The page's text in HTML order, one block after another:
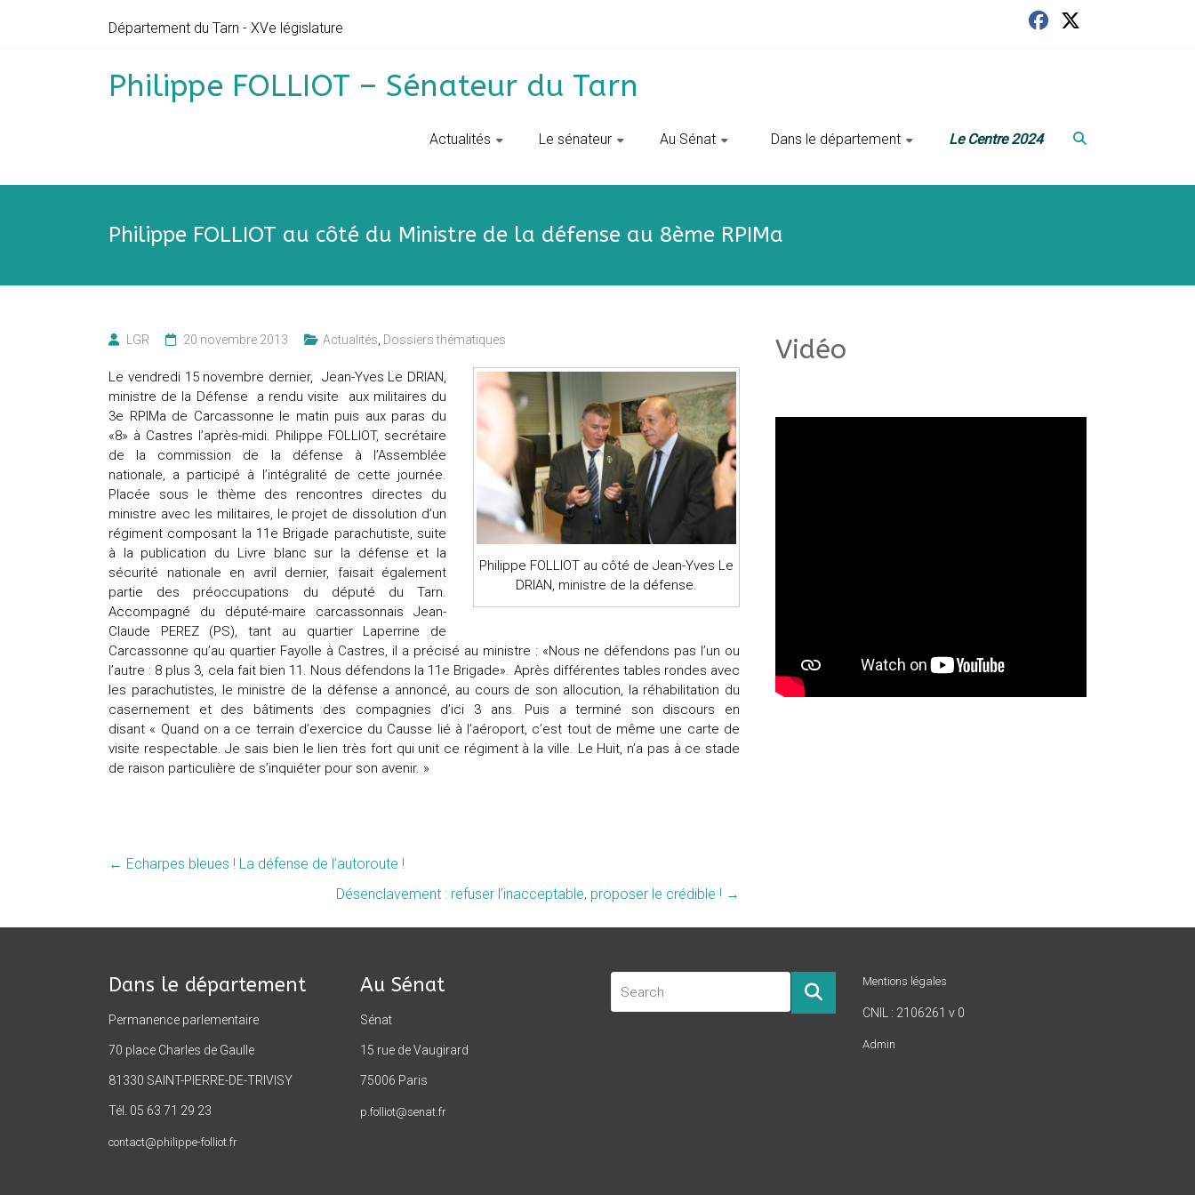
Département du Tarn - XVe législature
Philippe FOLLIOT – Sénateur du Tarn
Actualités Le sénateur Au Sénat ‎ ‎ Dans le département Le Centre 2024
Philippe FOLLIOT au côté du Ministre de la défense au 8ème RPIMa
LGR 20 novembre 2013 Actualités Dossiers thématiques
Philippe FOLLIOT au côté de Jean-Yves Le
DRIAN, ministre de la défense.
Le vendredi 15 novembre dernier, Jean-Yves Le DRIAN,
ministre de la Défense a rendu visite aux militaires du
3e RPIMa de Carcassonne le matin puis aux paras du
«8» à Castres l’après-midi. Philippe FOLLIOT, secrétaire
de la commission de la défense à l’Assemblée
nationale, a participé à l’intégralité de cette journée.
Placée sous le thème des rencontres directes du
ministre avec les militaires, le projet de dissolution d’un
régiment composant la 11e Brigade parachutiste, suite
à la publication du Livre blanc sur la défense et la
sécurité nationale en avril dernier, faisait également
partie des préoccupations du député du Tarn.
Accompagné du député-maire carcassonnais Jean-
Claude PEREZ (PS), tant au quartier Laperrine de
Carcassonne qu’au quartier Fayolle à Castres, il a précisé au ministre : «Nous ne défendons pas l’un ou
l’autre : 8 plus 3, cela fait bien 11. Nous défendons la 11e Brigade». Après différentes tables rondes avec
les parachutistes, le ministre de la défense a annoncé, au cours de son allocution, la réhabilitation du
casernement et des bâtiments des compagnies d’ici 3 ans. Puis a terminé son discours en
disant « Quand on a ce terrain d’exercice du Causse lié à l’aéroport, c’est tout de même une carte de
visite respectable. Je sais bien le lien très fort qui unit ce régiment à la ville. Le Huit, n’a pas à ce stade
de raison particulière de s’inquiéter pour son avenir. »
← Echarpes bleues ! La défense de l’autoroute !
Désenclavement : refuser l’inacceptable, proposer le crédible ! →
Vidéo
Dans le département
Permanence parlementaire
70 place Charles de Gaulle
81330 SAINT-PIERRE-DE-TRIVISY
Tél. 05 63 71 29 23
contact@philippe-folliot.fr
Au Sénat
Sénat
15 rue de Vaugirard
75006 Paris
p.folliot@senat.fr
Mentions légales
CNIL : 2106261 v 0
Admin